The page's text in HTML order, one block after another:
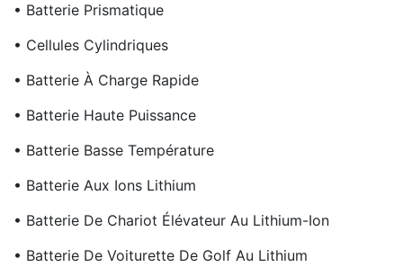
• Batterie Prismatique
• Cellules Cylindriques
• Batterie À Charge Rapide
• Batterie Haute Puissance
• Batterie Basse Température
• Batterie Aux Ions Lithium
• Batterie De Chariot Élévateur Au Lithium-Ion
• Batterie De Voiturette De Golf Au Lithium